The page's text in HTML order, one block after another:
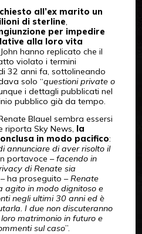
chiesto all’ex marito un
di sterline,
per impedire
alla loro vita
hanno replicato che il
violato i termini
32 anni fa, sottolineando
solo “questioni private o
i dettagli pubblicati nel
pubblico già da tempo.
Blauel sembra essersi
riporta Sky News, la
in modo pacifico:
annunciare di aver risolto il
portavoce –facendo in
di Renate sia
– ha proseguito –Renate
agito in modo dignitoso e
negli ultimi 30 anni ed è
I due non discuteranno
matrimonio in futuro e
sul caso”.